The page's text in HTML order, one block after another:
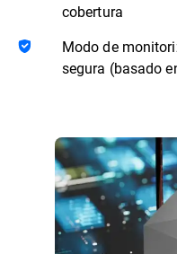
cobertura
Modo de
segura (basado